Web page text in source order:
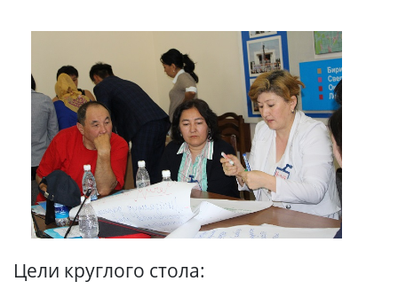
Цели круглого стола: